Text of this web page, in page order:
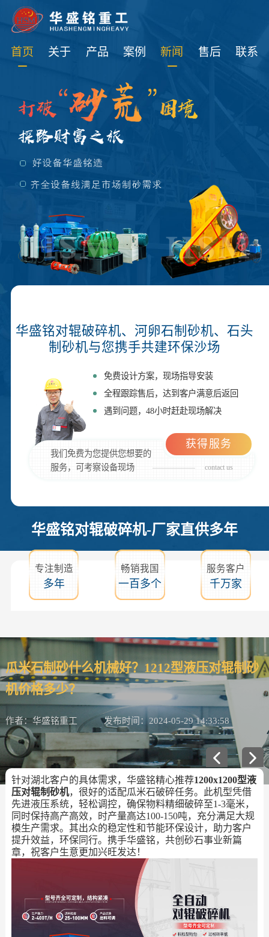
首页 关于 产品 案例 新闻 售后 联系
华盛铭对辊破碎机、河卵石制砂机、石头
制砂机与您携手共建环保沙场
免费设计方案，现场指导安装
全程跟踪售后，达到客户满意后返回
遇到问题，48小时赶赴现场解决
我们免费为您提供您想要的
服务，可考察设备现场
contact us
获得服务
华盛铭对辊破碎机-厂家直供多年
专注制造
多年
畅销我国
一百多个
服务客户
千万家
瓜米石制砂什么机械好？1212型液压对辊制砂
机价格多少？
作者：华盛铭重工 发布时间：2024-05-29 14:33:58
针对湖北客户的具体需求，华盛铭精心推荐1200x1200型液
压对辊制砂机，很好的适配瓜米石破碎任务。此机型凭借
先进液压系统，轻松调控，确保物料精细破碎至1-3毫米，
同时保持高产高效，时产量高达100-150吨，充分满足大规
模生产需求。其出众的稳定性和节能环保设计，助力客户
提升效益，环保同行。携手华盛铭，共创砂石事业新篇
章，祝客户生意更加兴旺发达！